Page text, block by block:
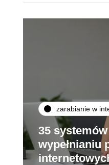
zarabianie w
35
wypełnianiu